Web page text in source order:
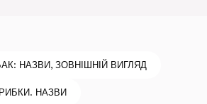
НАЗВИ, ЗОВНІШНІЙ ВИГЛЯД
НАЗВИ